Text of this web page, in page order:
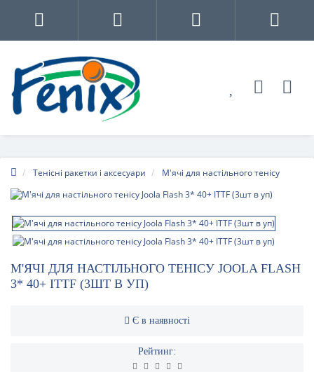
Тенісні ракетки і аксесуари М'ячі для настільного тенісу
М'ЯЧІ ДЛЯ НАСТІЛЬНОГО ТЕНІСУ JOOLA FLASH
3* 40+ ITTF (3ШТ В УП)
Є в наявності
Рейтинг: